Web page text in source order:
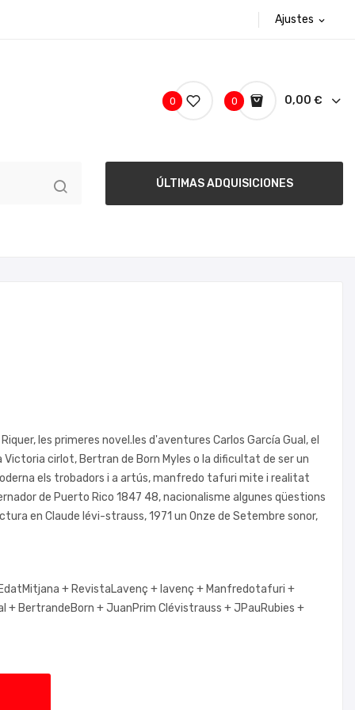
Ajustes expand_more
0 0,00 €
0
ÚLTIMAS ADQUISICIONES
les primeres novel.les d'aventures Carlos García Gual, el
cirlot, Bertran de Born Myles o la dificultat de ser un
els trobadors i a artús, manfredo tafuri mite i realitat
de Puerto Rico 1847 48, nacionalisme algunes qüestions
en Claude lévi-strauss, 1971 un Onze de Setembre sonor,
EdatMitjana + RevistaLavenç + lavenç + Manfredotafuri +
+ BertrandeBorn +JuanPrim Clévistrauss +JPauRubies +